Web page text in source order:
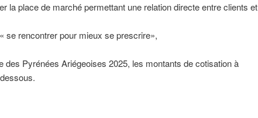
la place de marché permettant une relation directe entre clients et
se rencontrer pour mieux se prescrire»,
des Pyrénées Ariégeoises 2025, les montants de cotisation à